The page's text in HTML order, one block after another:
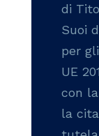
di
Suoi
per
UE
con
la